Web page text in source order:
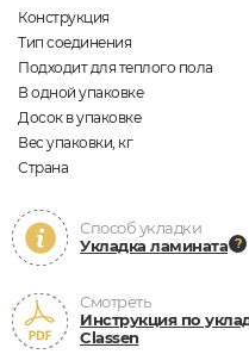
Конструкция
Тип соединения
Подходит для теплого пола
В одной упаковке
Досок в упаковке
Вес упаковки, кг
Страна
Способ укладки
Укладка ламината
Смотреть
Инструкция по
Classen